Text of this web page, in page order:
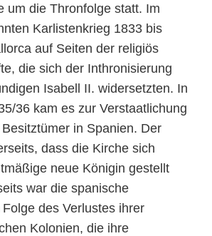
um die Thronfolge statt. Im
Karlistenkrieg 1833 bis
auf Seiten der religiös
die sich der Inthronisierung
Isabell II. widersetzten. In
36 kam es zur Verstaatlichung
in Spanien. Der
dass die Kirche sich
neue Königin gestellt
war die spanische
des Verlustes ihrer
Kolonien, die ihre